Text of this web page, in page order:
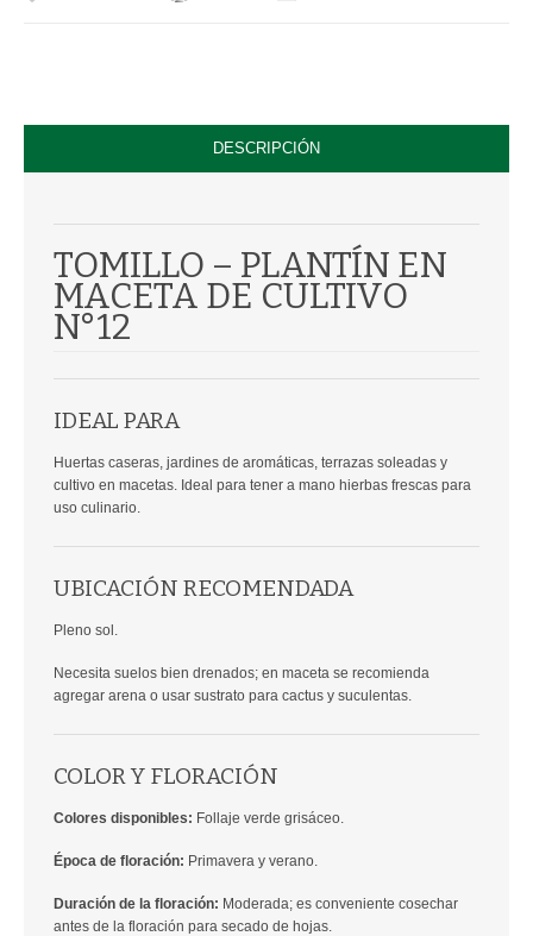
CONTROL DE PLAGAS
DESCRIPCIÓN
TOMILLO – PLANTÍN EN
MACETA DE CULTIVO
N°12
IDEAL PARA
Huertas caseras, jardines de aromáticas, terrazas soleadas y
cultivo en macetas. Ideal para tener a mano hierbas frescas para
uso culinario.
UBICACIÓN RECOMENDADA
Pleno sol.
Necesita suelos bien drenados; en maceta se recomienda
agregar arena o usar sustrato para cactus y suculentas.
COLOR Y FLORACIÓN
Colores disponibles: Follaje verde grisáceo.
Época de floración: Primavera y verano.
Duración de la floración: Moderada; es conveniente cosechar
antes de la floración para secado de hojas.